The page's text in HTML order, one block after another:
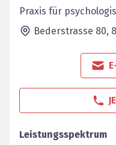
Praxis für
Bederstrasse 80,
Leistungsspektrum